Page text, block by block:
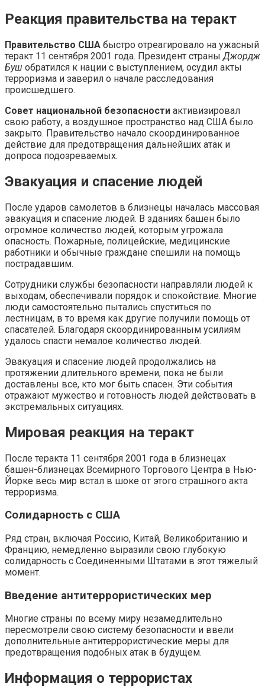
Реакция правительства на теракт
Правительство США быстро отреагировало на ужасный
теракт 11 сентября 2001 года. Президент страныДжордж
Буш обратился к нации с выступлением, осудил акты
терроризма и заверил о начале расследования
происшедшего.
Совет национальной безопасности активизировал
свою работу, а воздушное пространство над США было
закрыто. Правительство начало скоординированное
действие для предотвращения дальнейших атак и
допроса подозреваемых.
Эвакуация и спасение людей
После ударов самолетов в близнецы началась массовая
эвакуация и спасение людей. В зданиях башен было
огромное количество людей, которым угрожала
опасность. Пожарные, полицейские, медицинские
работники и обычные граждане спешили на помощь
пострадавшим.
Сотрудники службы безопасности направляли людей к
выходам, обеспечивали порядок и спокойствие. Многие
люди самостоятельно пытались спуститься по
лестницам, в то время как другие получили помощь от
спасателей. Благодаря скоординированным усилиям
удалось спасти немалое количество людей.
Эвакуация и спасение людей продолжались на
протяжении длительного времени, пока не были
доставлены все, кто мог быть спасен. Эти события
отражают мужество и готовность людей действовать в
экстремальных ситуациях.
Мировая реакция на теракт
После теракта 11 сентября 2001 года в близнецах
башен-близнецах Всемирного Торгового Центра в Нью-
Йорке весь мир встал в шоке от этого страшного акта
терроризма.
Солидарность с США
Ряд стран, включая Россию, Китай, Великобританию и
Францию, немедленно выразили свою глубокую
солидарность с Соединенными Штатами в этот тяжелый
момент.
Введение антитеррористических мер
Многие страны по всему миру незамедлительно
пересмотрели свою систему безопасности и ввели
дополнительные антитеррористические меры для
предотвращения подобных атак в будущем.
Информация о террористах